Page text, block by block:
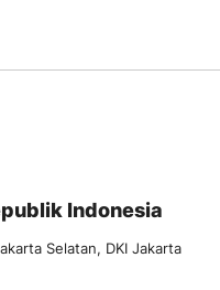
Indonesia
Selatan, DKI Jakarta